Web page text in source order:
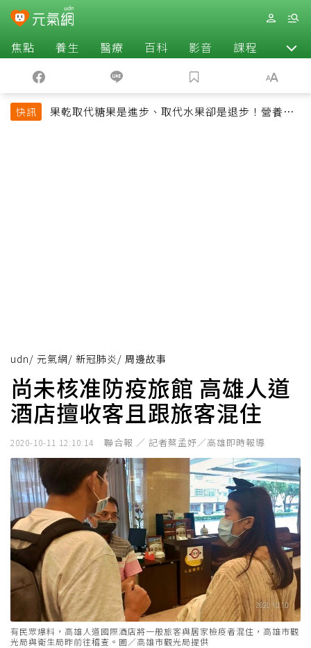
焦點 養生 醫療 百科 影音 課程 退休
快訊
果乾取代糖果是進步、取代水果卻是退步！營養師
udn/ 元氣網/ 新冠肺炎 / 周邊故事
尚未核准防疫旅館 高雄人道
酒店擅收客且跟旅客混住
2020-10-11 12:10:14 聯合報 ／ 記者蔡孟妤／高雄即時報導
有民眾爆料，高雄人道國際酒店將一般旅客與居家檢疫者混住，高雄市觀
光局與衛生局昨前往稽查。圖／高雄市觀光局提供